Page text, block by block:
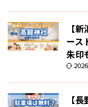
【
ース
朱印
【